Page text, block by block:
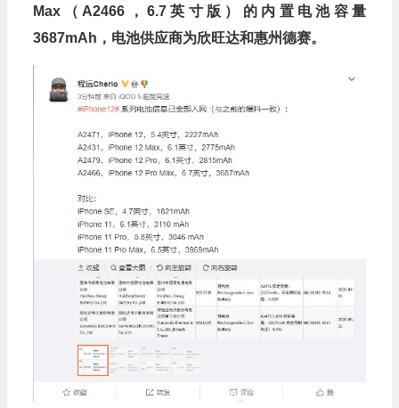
Max（ A2466 ，6.7 英寸版）的内置电池容量
3687mAh ，电池供应商为欣旺达和惠州德赛。